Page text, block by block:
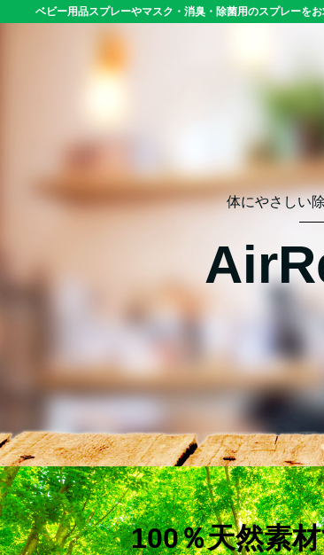
ベビー用品スプレーやマスク・消臭・除菌用のスプレーを
体にやさしい
100％天然素